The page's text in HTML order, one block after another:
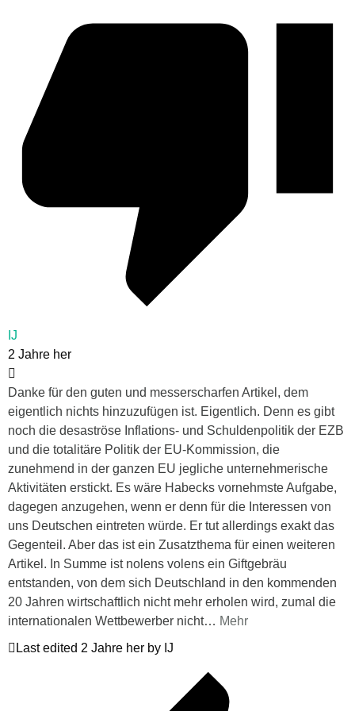
IJ
2 Jahre her
Danke für den guten und messerscharfen Artikel, dem
eigentlich nichts hinzuzufügen ist. Eigentlich. Denn es gibt
noch die desaströse Inflations- und Schuldenpolitik der EZB
und die totalitäre Politik der EU-Kommission, die
zunehmend in der ganzen EU jegliche unternehmerische
Aktivitäten erstickt. Es wäre Habecks vornehmste Aufgabe,
dagegen anzugehen, wenn er denn für die Interessen von
uns Deutschen eintreten würde. Er tut allerdings exakt das
Gegenteil. Aber das ist ein Zusatzthema für einen weiteren
Artikel. In Summe ist nolens volens ein Giftgebräu
entstanden, von dem sich Deutschland in den kommenden
20 Jahren wirtschaftlich nicht mehr erholen wird, zumal die
internationalen Wettbewerber nicht… Mehr
Last edited 2 Jahre her by IJ